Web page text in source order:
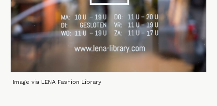
Image via LENA Fashion Library